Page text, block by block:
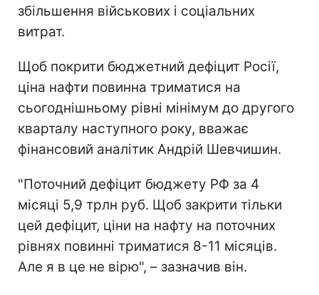
збільшення військових і соціальних
витрат.
Щоб покрити бюджетний дефіцит Росії,
ціна нафти повинна триматися на
сьогоднішньому рівні мінімум до другого
кварталу наступного року, вважає
фінансовий аналітик Андрій Шевчишин.
"Поточний дефіцит бюджету РФ за 4
місяці 5,9 трлн руб. Щоб закрити тільки
цей дефіцит, ціни на нафту на поточних
рівнях повинні триматися 8-11 місяців.
Але я в це не вірю", – зазначив він.